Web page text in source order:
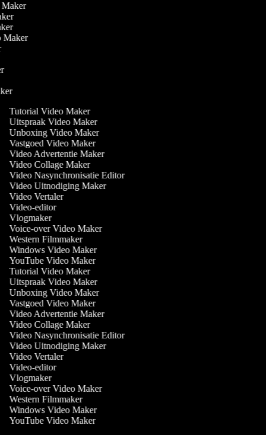
Maker
Maker
Tutorial Video Maker
Uitspraak Video Maker
Unboxing Video Maker
Vastgoed Video Maker
Video Advertentie Maker
Video Collage Maker
Video Nasynchronisatie Editor
Video Uitnodiging Maker
Video Vertaler
Video-editor
Vlogmaker
Voice-over Video Maker
Western Filmmaker
Windows Video Maker
YouTube Video Maker
Tutorial Video Maker
Uitspraak Video Maker
Unboxing Video Maker
Vastgoed Video Maker
Video Advertentie Maker
Video Collage Maker
Video Nasynchronisatie Editor
Video Uitnodiging Maker
Video Vertaler
Video-editor
Vlogmaker
Voice-over Video Maker
Western Filmmaker
Windows Video Maker
YouTube Video Maker